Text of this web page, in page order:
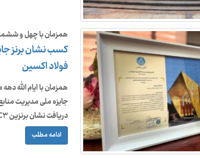
همزمان با چهل و
فولاد اکسین
همزمان با ایام الله
دريافت نشان برنزين C۳ شد.
ادامه مطلب